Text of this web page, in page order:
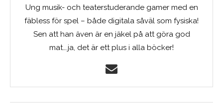
Ung musik- och teaterstuderande gamer med en
fäbless för spel – både digitala såväl som fysiska!
Sen att han även är en jäkel på att göra god
mat….ja, det är ett plus i alla böcker!